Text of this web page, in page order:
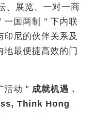
、展览、一对一商
一国两制＂下内联
尼的伙伴关系及
地最便捷高效的门
动＂ 成就机遇．
Think Hong